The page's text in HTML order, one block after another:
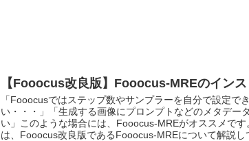
【Fooocus改良版】Fooocus-MREのイン
「Fooocusではステップ数やサンプラーを自分で設定で
い・・・」「生成する画像にプロンプトなどのメタデー
い」このような場合には、Fooocus-MREがオススメです
は、Fooocus改良版であるFooocus-MREについて解説し